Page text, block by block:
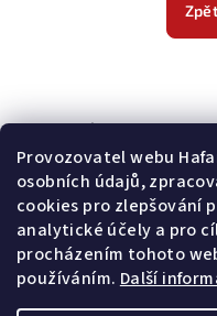
Provozovatel webu
osobních údajů,
cookies pro zlepšování
analytické účely a pro
procházením tohoto
používáním. Další
Odebírat
E-mail
Potvrzuji souhlas s
spodmínkami
Přihlásit se